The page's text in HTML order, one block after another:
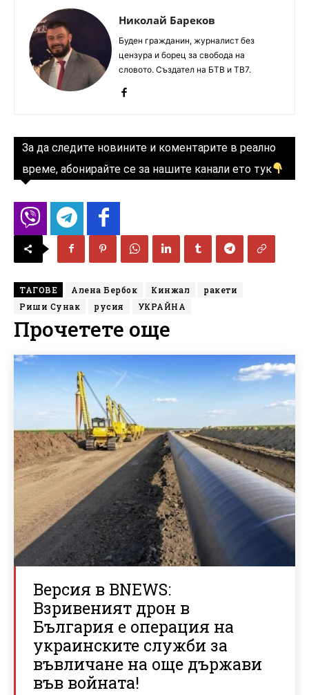
Николай Бареков
Буден гражданин, журналист без
цензура и борец за свобода на
словото. Създател на БТВ и ТВ7.
За да следите новините и коментарите в реално
време, абонирайте се за нашите канали ето тук
ТАГОВЕ Алена Бербок Кинжал
ракети
Риши Сунак
русия УКРАЙНА
Прочетете още
Версия в BNEWS:
Взривеният дрон в
България е операция на
украинските служби за
въвличане на още държави
във войната!